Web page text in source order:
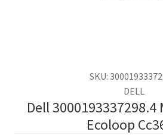
SKU:
DELL
Dell
Ecoloop